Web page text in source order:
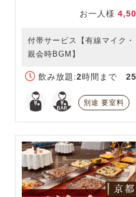
お一人様
付帯サービス【有線マイク
親会時BGM】
飲み放題:2時間まで 25
別途 要室料